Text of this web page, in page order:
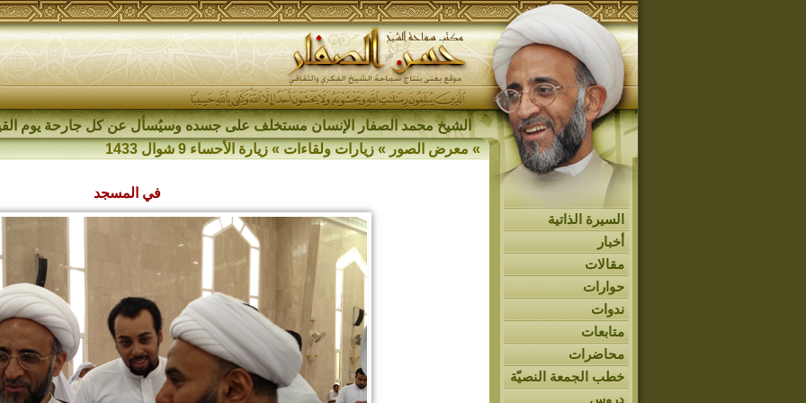
الشيخ محمد الصفار الإنسان مستخلف على جسده وسيُسأل عن كل جارحة يوم
السيرة الذاتية
أخبار
مقالات
حوارات
ندوات
متابعات
محاضرات
خطب الجمعة النصيّة
دروس
»معرض الصور»زيارات ولقاءات»زيارة الأحساء 9 شوال 1433
في المسجد